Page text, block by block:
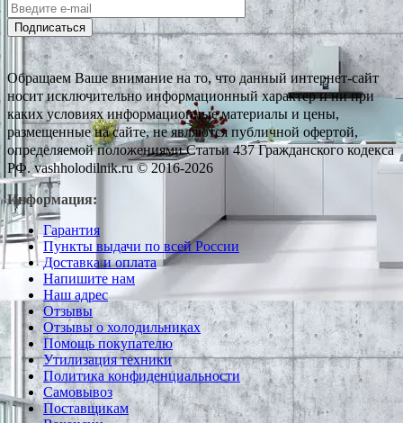
Подписаться
Обращаем Ваше внимание на то, что данный интернет-сайт
носит исключительно информационный характер и ни при
каких условиях информационные материалы и цены,
размещенные на сайте, не являются публичной офертой,
определяемой положениями Статьи 437 Гражданского кодекса
РФ. vashholodilnik.ru © 2016-2026
Информация:
Гарантия
Пункты выдачи по всей России
Доставка и оплата
Напишите нам
Наш адрес
Отзывы
Отзывы о холодильниках
Помощь покупателю
Утилизация техники
Политика конфиденциальности
Самовывоз
Поставщикам